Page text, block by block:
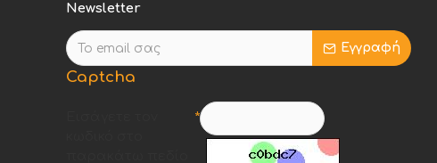
Newsletter
Εγγραφή
Captcha